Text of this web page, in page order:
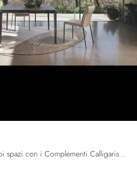
Desideri arricchire i tuoi spazi con i Complementi Calligaris? Ecco qui molteplici modelli di tappeti in tessuto come Ombra.